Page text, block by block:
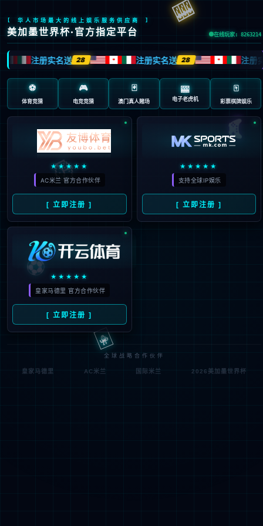
404 页面不存在。可
能你打开的是过期的
书签，或者输入了错
误的地址。
3秒后